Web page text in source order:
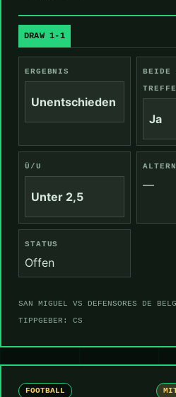
DRAW 1-1
ERGEBNIS
Unentschieden
BEIDE
Ja
Ü/U
Unter 2,5
—
STATUS
Offen
SAN MIGUEL VS DEFENSORES DE
TIPPGEBER: CS
FOOTBALL